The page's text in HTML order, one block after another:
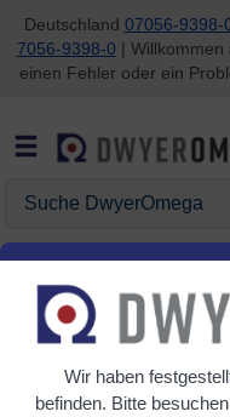
Zum Suchen überspringen
Zum Hauptinhalt
Zur Navigation
Deutschland 07056-9398-
7056-9398-0 |
einen Fehler oder ein
Startseite
Messgeräte und
Messgeräte
Wir haben
befinden. Bitte